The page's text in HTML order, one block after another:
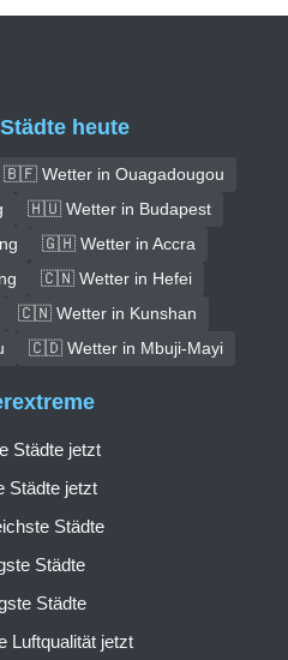
heute
🇧🇫 Wetter in Ouagadougou
🇭🇺 Wetter in Budapest
🇬🇭 Wetter in Accra
🇨🇳 Wetter in Hefei
🇨🇳 Wetter in Kunshan
🇨🇩 Wetter in Mbuji-Mayi
Städte jetzt
Städte jetzt
Städte
Städte
Städte
Luftqualität jetzt